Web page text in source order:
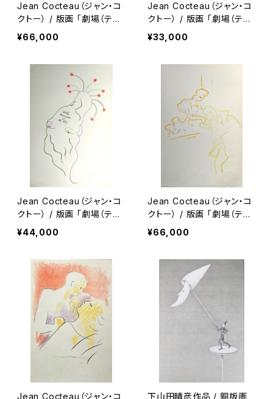
Jean Cocteau（ジャン・コ
クトー） / 版画 「劇場（テア
トル）シリーズ」（額付）
¥66,000
Jean Cocteau（ジャン・コ
クトー） / 版画 「劇場（テア
トル）シリーズ」（額付）
¥33,000
Jean Cocteau（ジャン・コ
クトー） / 版画 「劇場（テア
トル）シリーズ」（額付）
¥44,000
Jean Cocteau（ジャン・コ
クトー） / 版画 「劇場（テア
トル）シリーズ」（額付）
¥66,000
Jean Cocteau（ジャン・コ
下山田晴彦作品 / 銅版画